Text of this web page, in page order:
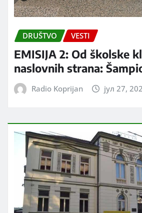
DRUŠTVO VESTI
EMISIJA 2: Od školske
naslovnih strana:
Radio Koprijan јул 27,